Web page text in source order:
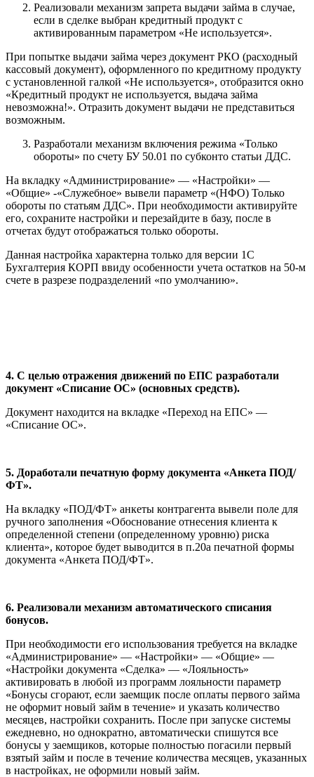
Реализовали механизм запрета выдачи займа в случае,
если в сделке выбран кредитный продукт с
активированным параметром «Не используется».
При попытке выдачи займа через документ РКО (расходный
кассовый документ), оформленного по кредитному продукту
с установленной галкой «Не используется», отобразится окно
«Кредитный продукт не используется, выдача займа
невозможна!». Отразить документ выдачи не представиться
возможным.
Разработали механизм включения режима «Только
обороты» по счету БУ 50.01 по субконто статьи ДДС.
На вкладку «Администрирование» — «Настройки» —
«Общие» -«Служебное» вывели параметр «(НФО) Только
обороты по статьям ДДС». При необходимости активируйте
его, сохраните настройки и перезайдите в базу, после в
отчетах будут отображаться только обороты.
Данная настройка характерна только для версии 1С
Бухгалтерия КОРП ввиду особенности учета остатков на 50-м
счете в разрезе подразделений «по умолчанию».
4. С целью отражения движений по ЕПС разработали
документ «Списание ОС» (основных средств).
Документ находится на вкладке «Переход на ЕПС» —
«Списание ОС».
5. Доработали печатную форму документа «Анкета ПОД/
ФТ».
На вкладку «ПОД/ФТ» анкеты контрагента вывели поле для
ручного заполнения «Обоснование отнесения клиента к
определенной степени (определенному уровню) риска
клиента», которое будет выводится в п.20а печатной формы
документа «Анкета ПОД/ФТ».
6. Реализовали механизм автоматического списания
бонусов.
При необходимости его использования требуется на вкладке
«Администрирование» — «Настройки» — «Общие» —
«Настройки документа «Сделка» — «Лояльность»
активировать в любой из программ лояльности параметр
«Бонусы сгорают, если заемщик после оплаты первого займа
не оформит новый займ в течение» и указать количество
месяцев, настройки сохранить. После при запуске системы
ежедневно, но однократно, автоматически спишутся все
бонусы у заемщиков, которые полностью погасили первый
взятый займ и после в течение количества месяцев, указанных
в настройках, не оформили новый займ.